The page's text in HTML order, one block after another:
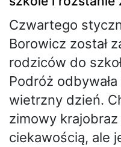
Czwartego
Borowicz został
rodziców do
Podróż
wietrzny dzień.
zimowy
ciekawością, ale